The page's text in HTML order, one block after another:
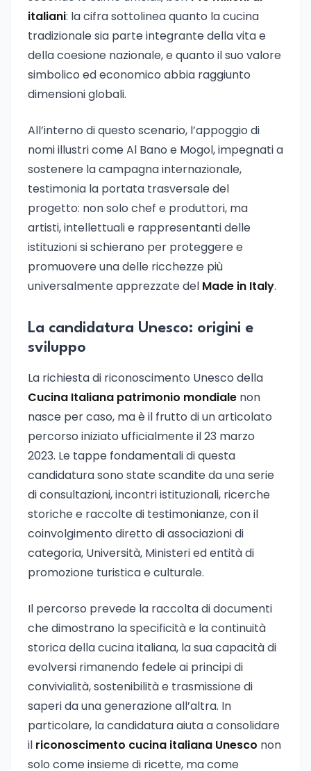
italiani: la cifra sottolinea quanto la cucina
tradizionale sia parte integrante della vita e
della coesione nazionale, e quanto il suo valore
simbolico ed economico abbia raggiunto
dimensioni globali.
All’interno di questo scenario, l’appoggio di
nomi illustri come Al Bano e Mogol, impegnati a
sostenere la campagna internazionale,
testimonia la portata trasversale del
progetto: non solo chef e produttori, ma
artisti, intellettuali e rappresentanti delle
istituzioni si schierano per proteggere e
promuovere una delle ricchezze più
universalmente apprezzate del Made in Italy.
La candidatura Unesco: origini e
sviluppo
La richiesta di riconoscimento Unesco della
Cucina Italiana patrimonio mondiale non
nasce per caso, ma è il frutto di un articolato
percorso iniziato ufficialmente il 23 marzo
2023. Le tappe fondamentali di questa
candidatura sono state scandite da una serie
di consultazioni, incontri istituzionali, ricerche
storiche e raccolte di testimonianze, con il
coinvolgimento diretto di associazioni di
categoria, Università, Ministeri ed entità di
promozione turistica e culturale.
Il percorso prevede la raccolta di documenti
che dimostrano la specificità e la continuità
storica della cucina italiana, la sua capacità di
evolversi rimanendo fedele ai principi di
convivialità, sostenibilità e trasmissione di
saperi da una generazione all’altra. In
particolare, la candidatura aiuta a consolidare
il riconoscimento cucina italiana Unesco non
solo come insieme di ricette, ma come